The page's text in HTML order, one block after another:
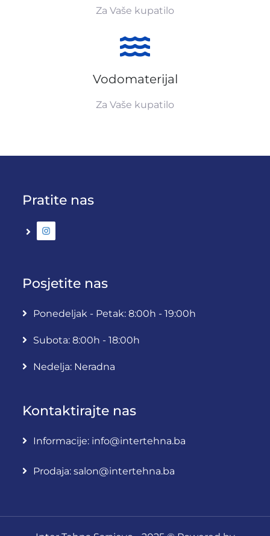
Za Vaše kupatilo
Vodomaterijal
Za Vaše kupatilo
Pratite nas
Posjetite nas
Ponedeljak - Petak: 8:00h - 19:00h
Subota: 8:00h - 18:00h
Nedelja: Neradna
Kontaktirajte nas
Informacije: info@intertehna.ba
Prodaja: salon@intertehna.ba